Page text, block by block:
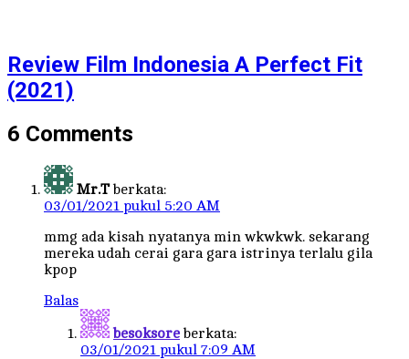
Review Film Indonesia A Perfect Fit
(2021)
6 Comments
Mr.T berkata:
03/01/2021 pukul 5:20 AM
mmg ada kisah nyatanya min wkwkwk. sekarang
mereka udah cerai gara gara istrinya terlalu gila
kpop
Balas
besoksore berkata:
03/01/2021 pukul 7:09 AM